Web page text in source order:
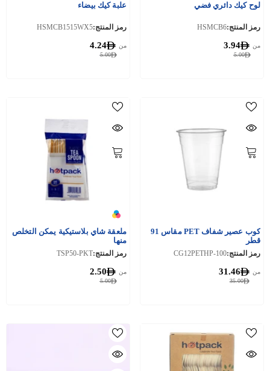
لوح كيك دائري فضي
رمز المنتج:HSMCB6
5.00
من 3.94
علبة كيك بيضاء
رمز المنتج:HSMCB1515WX5
5.00
من 4.24
كوب عصير شفاف PET مقاس 91
قطر
رمز المنتج:CG12PETHP-100
35.00
من 31.46
ملعقة شاي بلاستيكية يمكن التخلص
منها
رمز المنتج:TSP50-PKT
5.00
من 2.50